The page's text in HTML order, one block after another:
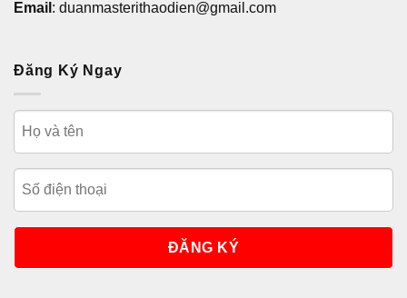
Email : duanmasterithaodien@gmail.com
Đăng Ký Ngay